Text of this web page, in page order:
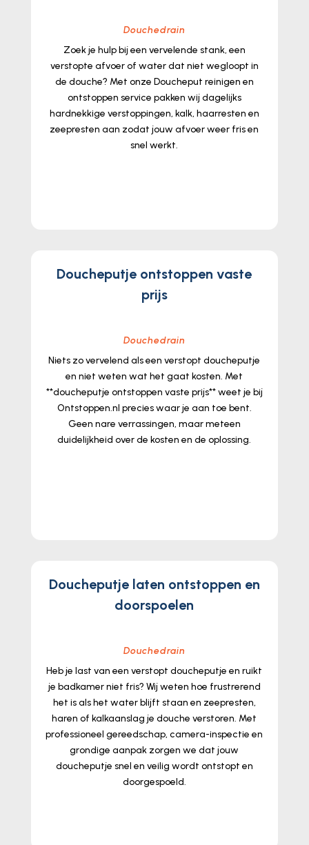
Douchedrain
Zoek je hulp bij een vervelende stank, een
verstopte afvoer of water dat niet wegloopt in
de douche? Met onze Doucheput reinigen en
ontstoppen service pakken wij dagelijks
hardnekkige verstoppingen, kalk, haarresten en
zeepresten aan zodat jouw afvoer weer fris en
snel werkt.​
Doucheputje ontstoppen vaste
prijs
Douchedrain
Niets zo vervelend als een verstopt doucheputje
en niet weten wat het gaat kosten.​ Met
**doucheputje ontstoppen vaste prijs** weet je bij
Ontstoppen.​nl precies waar je aan toe bent.​
Geen nare verrassingen, maar meteen
duidelijkheid over de kosten en de oplossing.​
Doucheputje laten ontstoppen en
doorspoelen
Douchedrain
Heb je last van een verstopt doucheputje en ruikt
je badkamer niet fris? Wij weten hoe frustrerend
het is als het water blijft staan en zeepresten,
haren of kalkaanslag je douche verstoren.​ Met
professioneel gereedschap, camera-inspectie en
grondige aanpak zorgen we dat jouw
doucheputje snel en veilig wordt ontstopt en
doorgespoeld.​